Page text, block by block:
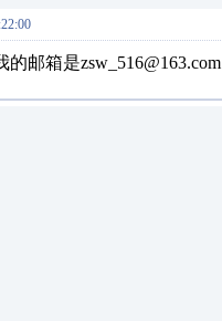
邮箱是zsw_516@163.com